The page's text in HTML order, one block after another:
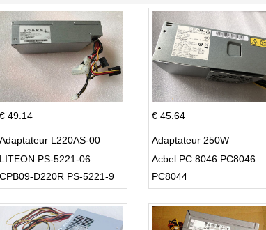
€ 49.14
Adaptateur L220AS-00
LITEON PS-5221-06
CPB09-D220R PS-5221-9
€ 45.64
Adaptateur 250W
Acbel PC 8046 PC8046
PC8044